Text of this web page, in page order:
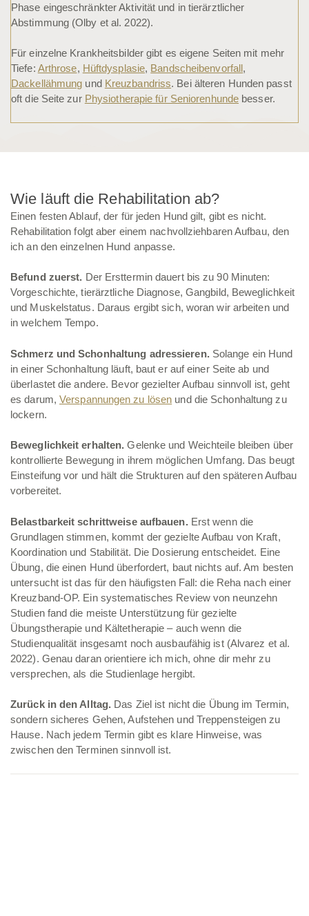
Phase eingeschränkter Aktivität und in tierärztlicher
Abstimmung (Olby et al. 2022).
Für einzelne Krankheitsbilder gibt es eigene Seiten mit mehr
Tiefe: Arthrose, Hüftdysplasie, Bandscheibenvorfall,
Dackellähmung und Kreuzbandriss. Bei älteren Hunden passt
oft die Seite zur Physiotherapie für Seniorenhunde besser.
Wie läuft die Rehabilitation ab?
Einen festen Ablauf, der für jeden Hund gilt, gibt es nicht.
Rehabilitation folgt aber einem nachvollziehbaren Aufbau, den
ich an den einzelnen Hund anpasse.
Befund zuerst. Der Ersttermin dauert bis zu 90 Minuten:
Vorgeschichte, tierärztliche Diagnose, Gangbild, Beweglichkeit
und Muskelstatus. Daraus ergibt sich, woran wir arbeiten und
in welchem Tempo.
Schmerz und Schonhaltung adressieren. Solange ein Hund
in einer Schonhaltung läuft, baut er auf einer Seite ab und
überlastet die andere. Bevor gezielter Aufbau sinnvoll ist, geht
es darum, Verspannungen zu lösen und die Schonhaltung zu
lockern.
Beweglichkeit erhalten. Gelenke und Weichteile bleiben über
kontrollierte Bewegung in ihrem möglichen Umfang. Das beugt
Einsteifung vor und hält die Strukturen auf den späteren Aufbau
vorbereitet.
Belastbarkeit schrittweise aufbauen. Erst wenn die
Grundlagen stimmen, kommt der gezielte Aufbau von Kraft,
Koordination und Stabilität. Die Dosierung entscheidet. Eine
Übung, die einen Hund überfordert, baut nichts auf. Am besten
untersucht ist das für den häufigsten Fall: die Reha nach einer
Kreuzband-OP. Ein systematisches Review von neunzehn
Studien fand die meiste Unterstützung für gezielte
Übungstherapie und Kältetherapie – auch wenn die
Studienqualität insgesamt noch ausbaufähig ist (Alvarez et al.
2022). Genau daran orientiere ich mich, ohne dir mehr zu
versprechen, als die Studienlage hergibt.
Zurück in den Alltag. Das Ziel ist nicht die Übung im Termin,
sondern sicheres Gehen, Aufstehen und Treppensteigen zu
Hause. Nach jedem Termin gibt es klare Hinweise, was
zwischen den Terminen sinnvoll ist.